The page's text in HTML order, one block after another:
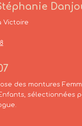
Victoire
des montures
sélectionnées